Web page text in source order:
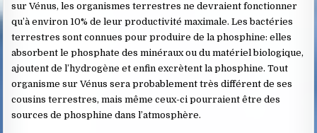
sur Vénus, les organismes terrestres ne devraient fonctionner
qu’à environ 10% de leur productivité maximale. Les bactéries
terrestres sont connues pour produire de la phosphine: elles
absorbent le phosphate des minéraux ou du matériel biologique,
ajoutent de l’hydrogène et enfin excrètent la phosphine. Tout
organisme sur Vénus sera probablement très différent de ses
cousins ​​terrestres, mais même ceux-ci pourraient être des
sources de phosphine dans l’atmosphère.